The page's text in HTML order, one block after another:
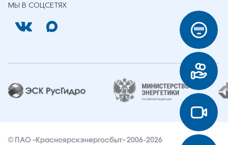
МЫ В СОЦСЕТЯХ
© ПАО «Красноярскэнергосбыт» 2006-2026